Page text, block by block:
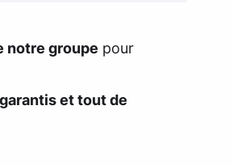
notre groupe pour
et tout de